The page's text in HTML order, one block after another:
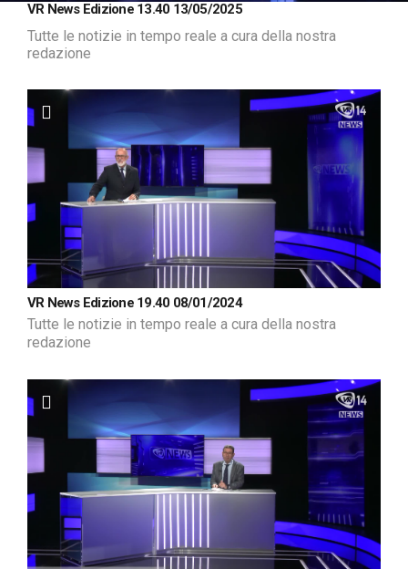
1.33%
VR News Edizione 13.40 13/05/2025
Tutte le notizie in tempo reale a cura della nostra
redazione
VR News Edizione 19.40 08/01/2024
Tutte le notizie in tempo reale a cura della nostra
redazione